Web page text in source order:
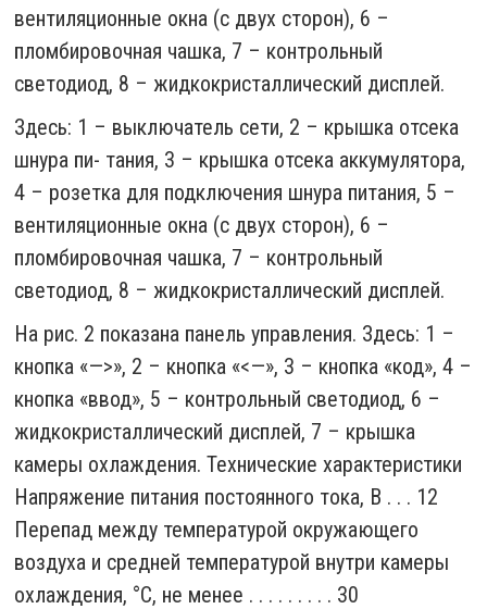
вентиляционные окна (с двух сторон), 6 –
пломбировочная чашка, 7 – контрольный
светодиод, 8 – жидкокристаллический дисплей.
Здесь: 1 – выключатель сети, 2 – крышка отсека
шнура пи- тания, 3 – крышка отсека аккумулятора,
4 – розетка для подключения шнура питания, 5 –
вентиляционные окна (с двух сторон), 6 –
пломбировочная чашка, 7 – контрольный
светодиод, 8 – жидкокристаллический дисплей.
На рис. 2 показана панель управления. Здесь: 1 –
кнопка «—>», 2 – кнопка «<—», 3 – кнопка «код», 4 –
кнопка «ввод», 5 – контрольный светодиод, 6 –
жидкокристаллический дисплей, 7 – крышка
камеры охлаждения.Технические характеристики
Напряжение питания постоянного тока, В . . . 12
Перепад между температурой окружающего
воздуха и средней температурой внутри камеры
охлаждения, °C, не менее . . . . . . . . . 30